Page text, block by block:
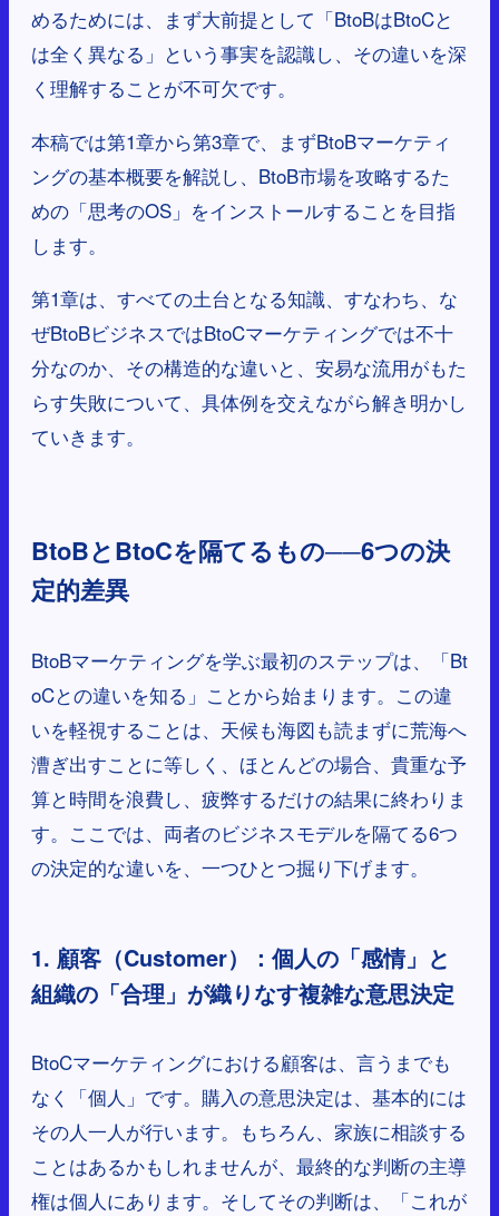
めるためには、まず大前提として「BtoBはBtoCと
は全く異なる」という事実を認識し、その違いを深
く理解することが不可欠です。
本稿では第1章から第3章で、まずBtoBマーケティ
ングの基本概要を解説し、BtoB市場を攻略するた
めの「思考のOS」をインストールすることを目指
します。
第1章は、すべての土台となる知識、すなわち、な
ぜBtoBビジネスではBtoCマーケティングでは不十
分なのか、その構造的な違いと、安易な流用がもた
らす失敗について、具体例を交えながら解き明かし
ていきます。
BtoBとBtoCを隔てるもの──6つの決
定的差異
BtoBマーケティングを学ぶ最初のステップは、「Bt
oCとの違いを知る」ことから始まります。この違
いを軽視することは、天候も海図も読まずに荒海へ
漕ぎ出すことに等しく、ほとんどの場合、貴重な予
算と時間を浪費し、疲弊するだけの結果に終わりま
す。ここでは、両者のビジネスモデルを隔てる6つ
の決定的な違いを、一つひとつ掘り下げます。
1. 顧客（Customer）：個人の「感情」と
組織の「合理」が織りなす複雑な意思決定
BtoCマーケティングにおける顧客は、言うまでも
なく「個人」です。購入の意思決定は、基本的には
その人一人が行います。もちろん、家族に相談する
ことはあるかもしれませんが、最終的な判断の主導
権は個人にあります。そしてその判断は、「これが